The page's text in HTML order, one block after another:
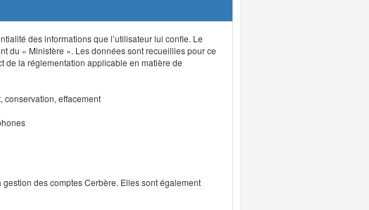
des informations que l’utilisateur lui confie. Le
du « Ministère ». Les données sont recueillies pour ce
de la réglementation applicable en matière de
conservation, effacement
des comptes Cerbère. Elles sont également